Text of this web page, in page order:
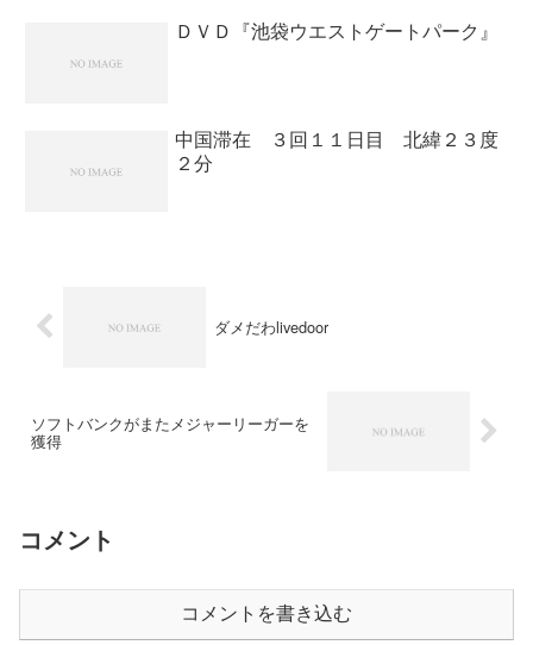
ＤＶＤ『池袋ウエストゲートパーク』
中国滞在 ３回１１日目 北緯２３度
２分
ダメだわlivedoor
ソフトバンクがまたメジャーリーガーを
獲得
コメント
コメントを書き込む